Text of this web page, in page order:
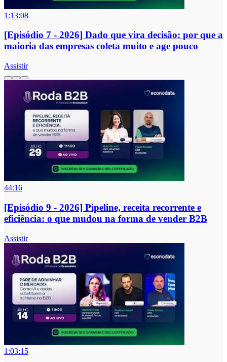
1:13:08
[Episódio 7 - 2026] Dado que vira decisão: por que a
maioria das empresas coleta muito e age pouco
Assistir
44:16
[Episódio 9 - 2026] Pipeline, receita recorrente e
eficiência: o que mudou na forma de vender B2B
Assistir
1:03:15